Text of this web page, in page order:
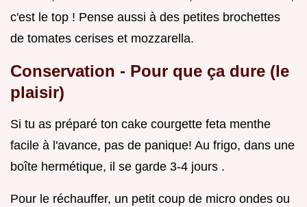
c'est le top ! Pense aussi à des petites brochettes
de tomates cerises et mozzarella.
Conservation - Pour que ça dure (le
plaisir)
Si tu as préparé ton cake courgette feta menthe
facile à l'avance, pas de panique! Au frigo, dans une
boîte hermétique, il se garde 3-4 jours .
Pour le réchauffer, un petit coup de micro ondes ou